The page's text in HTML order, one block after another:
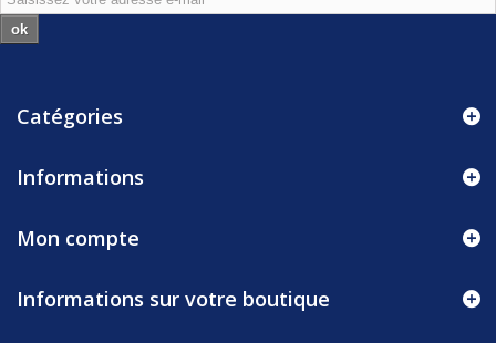
ok
Catégories
Informations
Mon compte
Informations sur votre boutique